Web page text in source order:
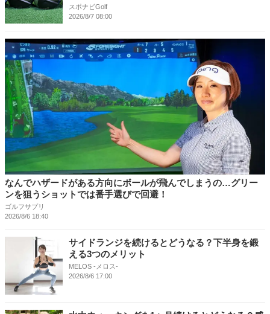
スポナビGolf
2026/8/7 08:00
なんでハザードがある方向にボールが飛んでしまうの…グリー
ンを狙うショットでは番手選びで回避！
ゴルフサプリ
2026/8/6 18:40
サイドランジを続けるとどうなる？下半身を鍛
える3つのメリット
MELOS -メロス-
2026/8/6 17:00